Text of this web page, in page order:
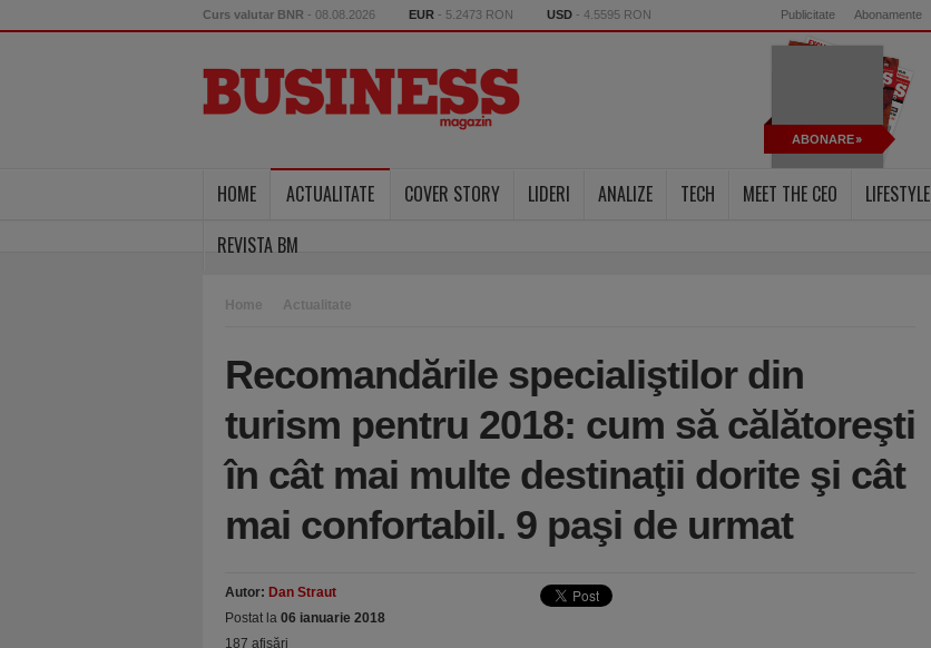
Curs valutar BNR - 08.08.2026 EUR - 5.2473 RON USD - 4.5595 RON Publicitate Abonamente
ABONARE
HOME ACTUALITATE COVER STORY LIDERI ANALIZE TECH MEET THE CEO LIFESTYLE
REVISTA BM
Home Actualitate
Recomandările specialiştilor din
turism pentru 2018: cum să călătoreşti
în cât mai multe destinaţii dorite şi cât
mai confortabil. 9 paşi de urmat
Autor: Dan Straut
Postat la 06 ianuarie 2018
187 afişări